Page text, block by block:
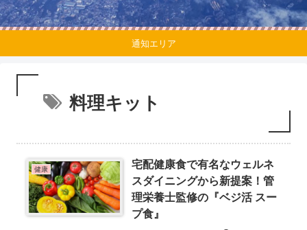
通知エリア
料理キット
健康
宅配健康食で有名なウェルネ
スダイニングから新提案！管
理栄養士監修の『ベジ活 スー
プ食』